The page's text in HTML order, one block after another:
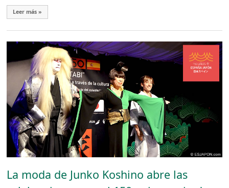
Leer más »
La moda de Junko Koshino abre las